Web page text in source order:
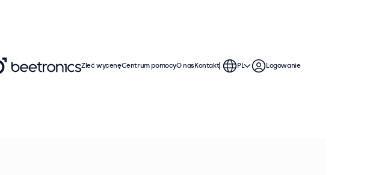
VGA
profesjonalnych i ciągłego użytkowania. Nasze
operacyjnymi Windows, macOS, ChromeOS i Linux, a ich
Zleć wycenęCentrum pomocyO nasKontakt PL Logowanie